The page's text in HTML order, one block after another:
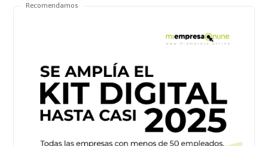
Recomendamos